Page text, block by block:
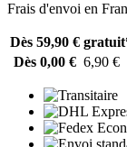
Frais d'envoi en
Dès 59,90 €
Dès 0,00 € 6,90 €